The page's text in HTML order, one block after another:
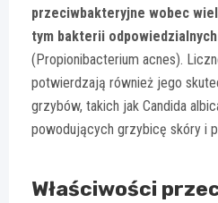
przeciwbakteryjne wobec
tym bakterii
(Propionibacterium acnes).
potwierdzają również jego
grzybów, takich jak Candida
powodujących grzybicę skóry i
Właściwości